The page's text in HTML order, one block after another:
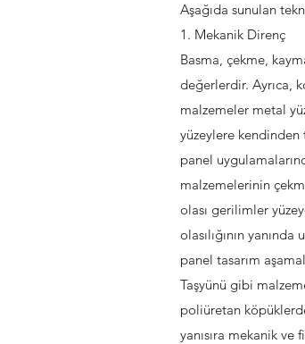
Aşağıda sunulan
1. Mekanik Direnç
Basma, çekme,
değerlerdir. Ayrıca,
malzemeler metal
yüzeylere kendinden
panel
malzemelerinin
olası gerilimler
olasılığının
panel tasarım
Taşyünü gibi
poliüretan
yanısıra mekanik